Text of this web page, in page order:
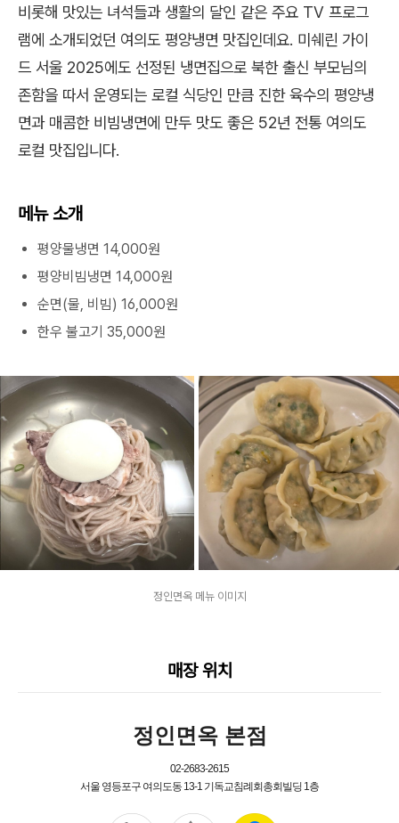
비롯해 맛있는 녀석들과 생활의 달인 같은 주요 TV 프로그
램에 소개되었던 여의도 평양냉면 맛집인데요. 미쉐린 가이
드 서울 2025에도 선정된 냉면집으로 북한 출신 부모님의
존함을 따서 운영되는 로컬 식당인 만큼 진한 육수의 평양냉
면과 매콤한 비빔냉면에 만두 맛도 좋은 52년 전통 여의도
로컬 맛집입니다.
메뉴 소개
평양물냉면 14,000원
평양비빔냉면 14,000원
순면(물, 비빔) 16,000원
한우 불고기 35,000원
정인면옥 메뉴 이미지
매장 위치